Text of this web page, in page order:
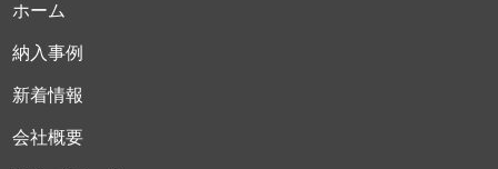
ホーム
納入事例
新着情報
会社概要